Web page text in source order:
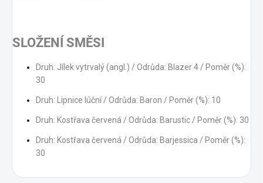
SLOŽENÍ SMĚSI
Druh: Jílek vytrvalý (angl.) / Odrůda: Blazer 4 / Poměr (%):
30
Druh: Lipnice lúční / Odrůda: Baron / Poměr (%): 10
Druh: Kostřava červená / Odrůda: Barustic / Poměr (%): 30
Druh: Kostřava červená / Odrůda: Barjessica / Poměr (%):
30